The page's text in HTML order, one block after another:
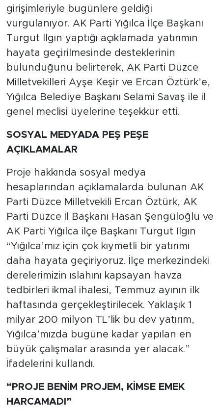
girişimleriyle bugünlere geldiği
vurgulanıyor. AK Parti Yığılca İlçe Başkanı
Turgut Ilgın yaptığı açıklamada yatırımın
hayata geçirilmesinde desteklerinin
bulunduğunu belirterek, AK Parti Düzce
Milletvekilleri Ayşe Keşir ve Ercan Öztürk’e,
Yığılca Belediye Başkanı Selami Savaş ile il
genel meclisi üyelerine teşekkür etti.
SOSYAL MEDYADA PEŞ PEŞE
AÇIKLAMALAR
Proje hakkında sosyal medya
hesaplarından açıklamalarda bulunan AK
Parti Düzce Milletvekili Ercan Öztürk, AK
Parti Düzce İl Başkanı Hasan Şengüloğlu ve
AK Parti Yığılca ilçe Başkanı Turgut Ilgın
“Yığılca’mız için çok kıymetli bir yatırımı
daha hayata geçiriyoruz. İlçe merkezindeki
derelerimizin ıslahını kapsayan havza
tedbirleri ikmal ihalesi, Temmuz ayının ilk
haftasında gerçekleştirilecek. Yaklaşık 1
milyar 200 milyon TL’lik bu dev yatırım,
Yığılca’mızda bugüne kadar yapılan en
büyük çalışmalar arasında yer alacak.”
İfadelerini kullandı.
“PROJE BENİM PROJEM, KİMSE EMEK
HARCAMADI”